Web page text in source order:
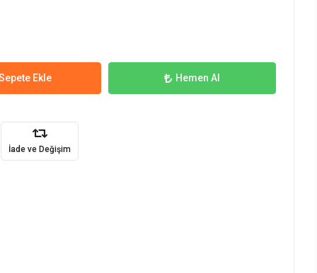
Ekle Hemen Al
İade ve Değişim